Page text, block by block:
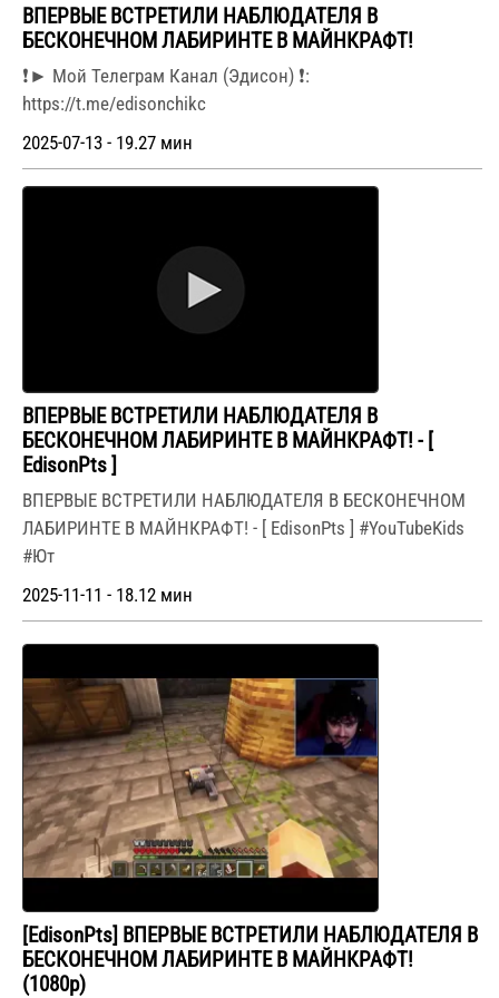
ВПЕРВЫЕ ВСТРЕТИЛИ НАБЛЮДАТЕЛЯ В
БЕСКОНЕЧНОМ ЛАБИРИНТЕ В МАЙНКРАФТ!
❗► Мой Телеграм Канал (Эдисон) ❗:
https://t.me/edisonchikc
2025-07-13 - 19.27 мин
ВПЕРВЫЕ ВСТРЕТИЛИ НАБЛЮДАТЕЛЯ В
БЕСКОНЕЧНОМ ЛАБИРИНТЕ В МАЙНКРАФТ! - [
EdisonPts ]
ВПЕРВЫЕ ВСТРЕТИЛИ НАБЛЮДАТЕЛЯ В БЕСКОНЕЧНОМ
ЛАБИРИНТЕ В МАЙНКРАФТ! - [ EdisonPts ] #YouTubeKids
#Ют
2025-11-11 - 18.12 мин
[EdisonPts] ВПЕРВЫЕ ВСТРЕТИЛИ НАБЛЮДАТЕЛЯ В
БЕСКОНЕЧНОМ ЛАБИРИНТЕ В МАЙНКРАФТ!
(1080p)